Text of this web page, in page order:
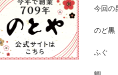
今回の
のど
ふぐ